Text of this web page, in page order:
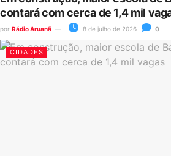
contará com cerca de 1,4 mil
por Rádio Aruanã 8 de julho de 2026 0
CIDADES